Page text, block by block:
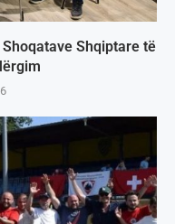
Shqiptare të